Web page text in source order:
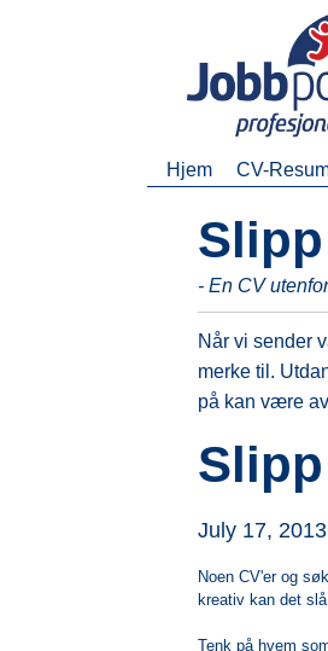
Hjem CV-
- En CV
Når vi sender
merke til.
på kan være
July 17,
Noen CV'er og
kreativ kan det slå
Tenk på hvem